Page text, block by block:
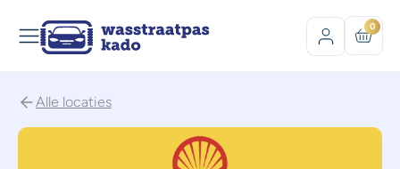
0
Alle locaties